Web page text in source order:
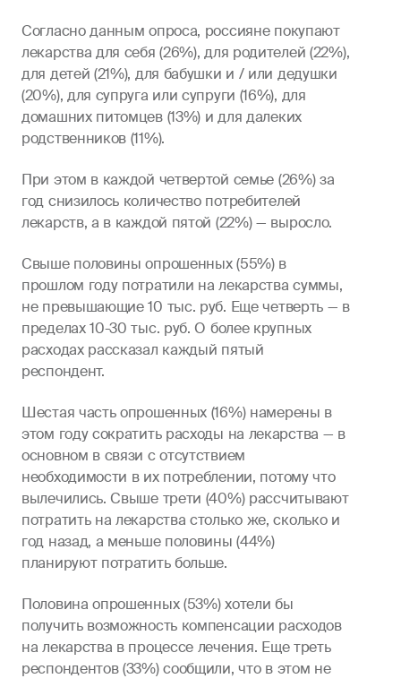
Согласно данным опроса, россияне покупают
лекарства для себя (26%), для родителей (22%),
для детей (21%), для бабушки и / или дедушки
(20%), для супруга или супруги (16%), для
домашних питомцев (13%) и для далеких
родственников (11%).
При этом в каждой четвертой семье (26%) за
год снизилось количество потребителей
лекарств, а в каждой пятой (22%) — выросло.
Свыше половины опрошенных (55%) в
прошлом году потратили на лекарства суммы,
не превышающие 10 тыс. руб. Еще четверть — в
пределах 10-30 тыс. руб. О более крупных
расходах рассказал каждый пятый
респондент.
Шестая часть опрошенных (16%) намерены в
этом году сократить расходы на лекарства — в
основном в связи с отсутствием
необходимости в их потреблении, потому что
вылечились. Свыше трети (40%) рассчитывают
потратить на лекарства столько же, сколько и
год назад, а меньше половины (44%)
планируют потратить больше.
Половина опрошенных (53%) хотели бы
получить возможность компенсации расходов
на лекарства в процессе лечения. Еще треть
респондентов (33%) сообщили, что в этом не